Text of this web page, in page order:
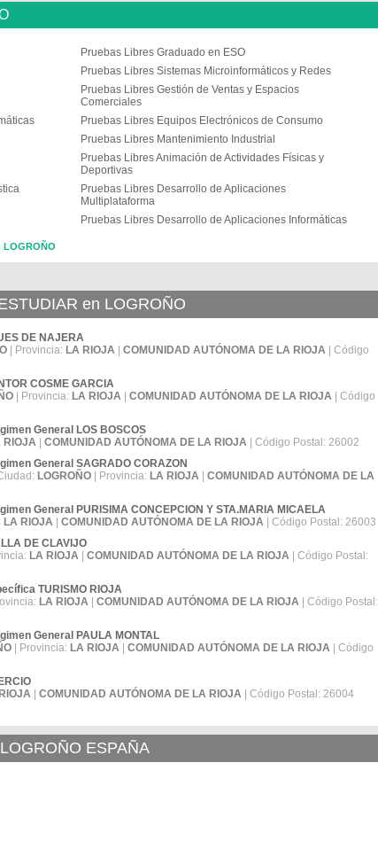
Pruebas Libres Graduado en ESO
Pruebas Libres Sistemas Microinformáticos y Redes
Pruebas Libres Gestión de Ventas y Espacios
Comerciales
Pruebas Libres Equipos Electrónicos de Consumo
Pruebas Libres Mantenimiento Industrial
Pruebas Libres Animación de Actividades Físicas y
Deportivas
Pruebas Libres Desarrollo de Aplicaciones
Multiplataforma
Pruebas Libres Desarrollo de Aplicaciones Informáticas
LOGROÑO
en LOGROÑO
DE NAJERA
| Provincia: LA RIOJA COMUNIDAD AUTÓNOMA DE LA RIOJA | Código
COSME GARCIA
| Provincia: LA RIOJA COMUNIDAD AUTÓNOMA DE LA RIOJA | Código
General LOS BOSCOS
RIOJA COMUNIDAD AUTÓNOMA DE LA RIOJA | Código Postal: 26002
General SAGRADO CORAZON
LOGROÑO | Provincia: LA RIOJA
COMUNIDAD AUTÓNOMA DE LA
General PURISIMA CONCEPCION Y STA.MARIA MICAELA
LA RIOJA COMUNIDAD AUTÓNOMA DE LA RIOJA | Código Postal: 26003
DE CLAVIJO
LA RIOJA COMUNIDAD AUTÓNOMA DE LA RIOJA | Código Postal:
TURISMO RIOJA
LA RIOJA COMUNIDAD AUTÓNOMA DE LA RIOJA | Código Postal:
General PAULA MONTAL
| Provincia: LA RIOJA COMUNIDAD AUTÓNOMA DE LA RIOJA | Código
COMUNIDAD AUTÓNOMA DE LA RIOJA | Código Postal: 26004
ESPAÑA